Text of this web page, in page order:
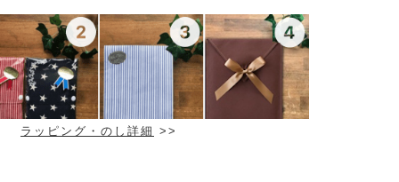
ラッピング・のし詳細 >>